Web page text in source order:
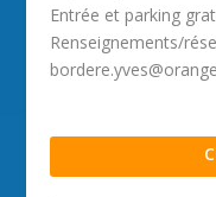
Entrée et parking
Renseignements/